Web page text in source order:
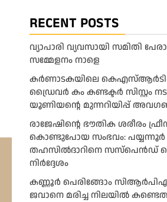
RECENT POSTS
വ്യാപാരി വ്യവസായി സമിതി
സമ്മേളനം നാളെ
കര്‍ണാടകയിലെ
ഡ്രൈവര്‍ കം കണ്ടക്ടര്‍ സിസ്റ്റം
യൂണിയന്റെ മുന്നറിയിപ്പ്
രാജേഷിന്റെ ഭൗതിക ശരീരം
കൊണ്ടുപോയ സംഭവം: പയ്യന്നൂർ
തഹസിൽദാറിനെ സസ്പെൻഡ്
നിർദ്ദേശം
കണ്ണൂർ പെരിങ്ങോം
ജവാനെ മരിച്ച നിലയിൽ